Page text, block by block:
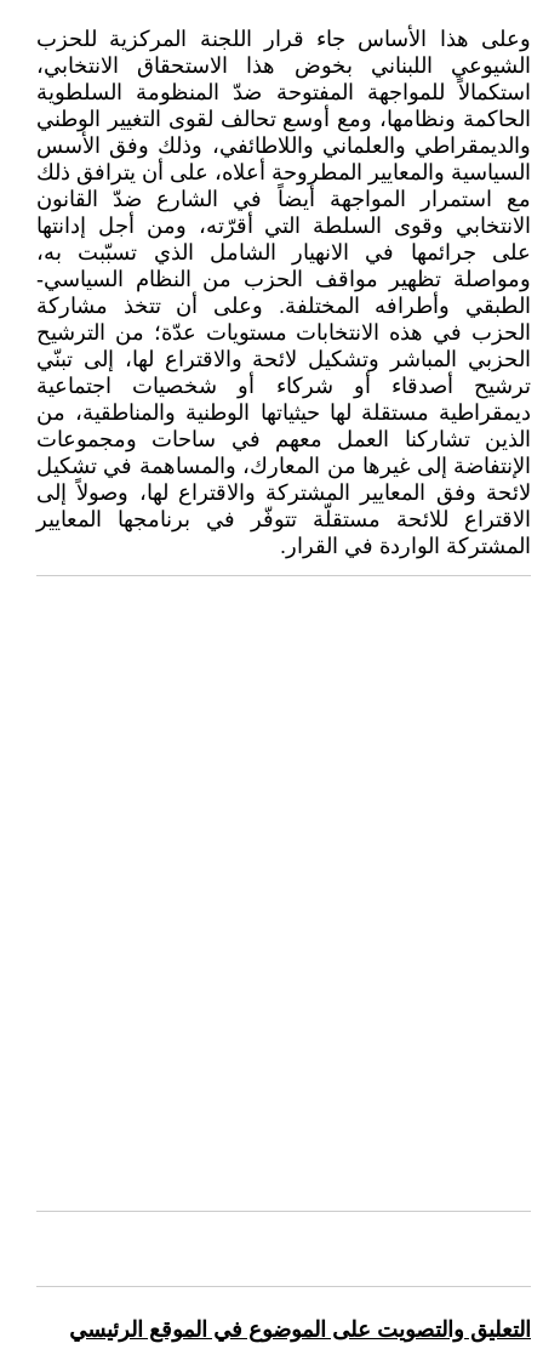
وعلى هذا الأساس جاء قرار اللجنة المركزية للحزب
الشيوعي اللبناني بخوض هذا الاستحقاق الانتخابي،
استكمالاً للمواجهة المفتوحة ضدّ المنظومة السلطوية
الحاكمة ونظامها، ومع أوسع تحالف لقوى التغيير الوطني
والديمقراطي والعلماني واللاطائفي، وذلك وفق الأسس
السياسية والمعايير المطروحة أعلاه، على أن يترافق ذلك
مع استمرار المواجهة أيضاً في الشارع ضدّ القانون
الانتخابي وقوى السلطة التي أقرّته، ومن أجل إدانتها
على جرائمها في الانهيار الشامل الذي تسبّبت به،
ومواصلة تظهير مواقف الحزب من النظام السياسي-
الطبقي وأطرافه المختلفة. وعلى أن تتخذ مشاركة
الحزب في هذه الانتخابات مستويات عدّة؛ من الترشيح
الحزبي المباشر وتشكيل لائحة والاقتراع لها، إلى تبنّي
ترشيح أصدقاء أو شركاء أو شخصيات اجتماعية
ديمقراطية مستقلة لها حيثياتها الوطنية والمناطقية، من
الذين تشاركنا العمل معهم في ساحات ومجموعات
الإنتفاضة إلى غيرها من المعارك، والمساهمة في تشكيل
لائحة وفق المعايير المشتركة والاقتراع لها، وصولاً إلى
الاقتراع للائحة مستقلّة تتوفّر في برنامجها المعايير
المشتركة الواردة في القرار.
التعليق والتصويت على الموضوع في الموقع الرئيسي